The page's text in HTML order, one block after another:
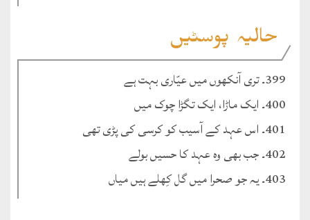
حالیہ پوسٹیں
399۔ تری آنکھوں میں عیّاری بہت ہے
400۔ ایک ماڑا، ایک تگڑا چوک میں
401۔ اس عہد کے آسیب کو کرسی کی پڑی تھی
402۔ جب بھی وہ عہد کا حسیں بولے
403۔ یہ جو صحرا میں گل کِھلے ہیں میاں